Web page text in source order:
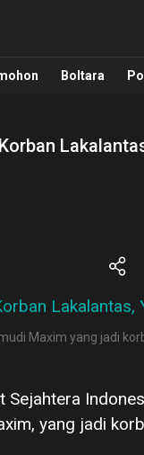
Politik,Boltara
Maxim yang jadi
Sejahtera
yang jadi